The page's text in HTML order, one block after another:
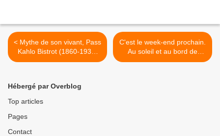
< Mythe de son vivant, Pass
Kahlo Bistrot (1860-1935)
arrière petit cousin de la
C'est le week-end prochain.
Au soleil et au bord de
l'eau! Avec la présence des
Hébergé par Overblog
Top articles
Pages
Contact